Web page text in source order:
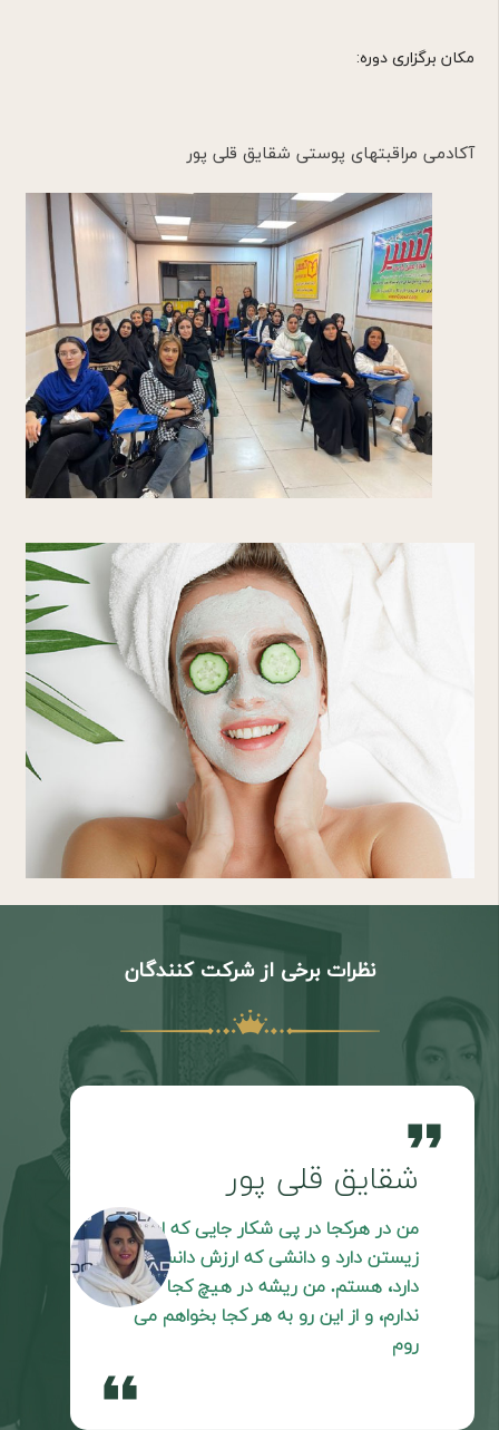
مکان برگزاری دوره:
آکادمی مراقبتهای پوستی شقایق قلی پور
نظرات برخی از شرکت کنندگان
format_quote
شقایق قلی پور
من در هرکجا در پی شکار جایی که ارزش
زیستن دارد و دانشی که ارزش دانستن
دارد، هستم. من ریشه در هیچ کجا
ندارم، و از این رو به هر کجا بخواهم می
روم
format_quote